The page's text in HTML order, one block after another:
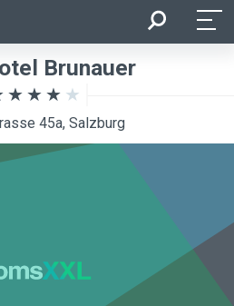
Rum
SÖKNING
Brunauer
45a, Salzburg